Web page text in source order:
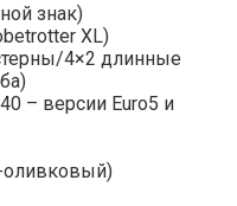
знак)
XL)
4×2 длинные
– версии Euro5 и